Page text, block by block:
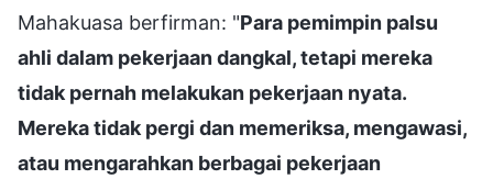
Mahakuasa berfirman: "Para pemimpin palsu
ahli dalam pekerjaan dangkal, tetapi mereka
tidak pernah melakukan pekerjaan nyata.
Mereka tidak pergi dan memeriksa, mengawasi,
atau mengarahkan berbagai pekerjaan